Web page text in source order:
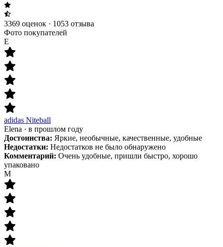
3369 оценок · 1053 отзыва
Фото покупателей
E
adidas Niteball
Elena · в прошлом году
Достоинства: Яркие, необычные, качественные, удобные
Недостатки: Недостатков не было обнаружено
Комментарий: Очень удобные, пришли быстро, хорошо
упаковано
М